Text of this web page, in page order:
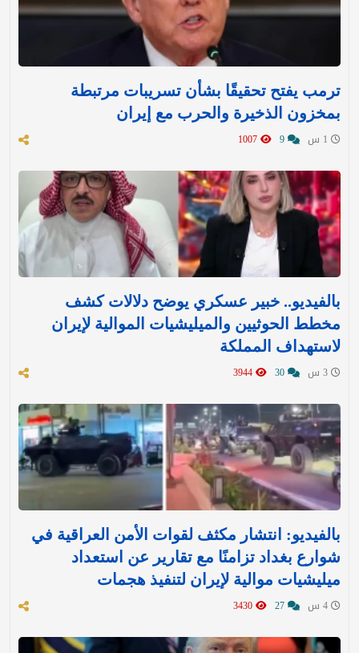
ترمب يفتح تحقيقًا بشأن تسريبات مرتبطة
بمخزون الذخيرة والحرب مع إيران
بالفيديو.. خبير عسكري يوضح دلالات كشف
مخطط الحوثيين والميليشيات الموالية لإيران
لاستهداف المملكة
بالفيديو: انتشار مكثف لقوات الأمن العراقية في
شوارع بغداد تزامنًا مع تقارير عن استعداد
ميليشيات موالية لإيران لتنفيذ هجمات